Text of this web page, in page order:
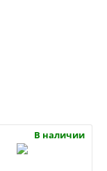
В наличии